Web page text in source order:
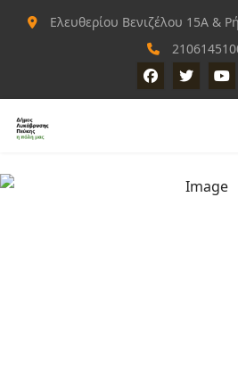
Ελευθερίου Βενιζέλου 15Α &